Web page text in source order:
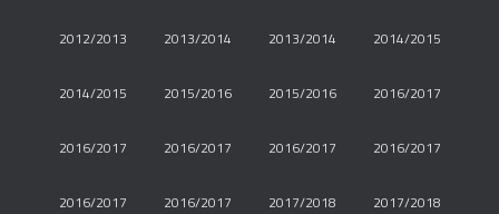
2012/2013 2013/2014 2013/2014 2014/2015
2014/2015 2015/2016 2015/2016 2016/2017
2016/2017 2016/2017 2016/2017 2016/2017
2016/2017 2016/2017 2017/2018 2017/2018